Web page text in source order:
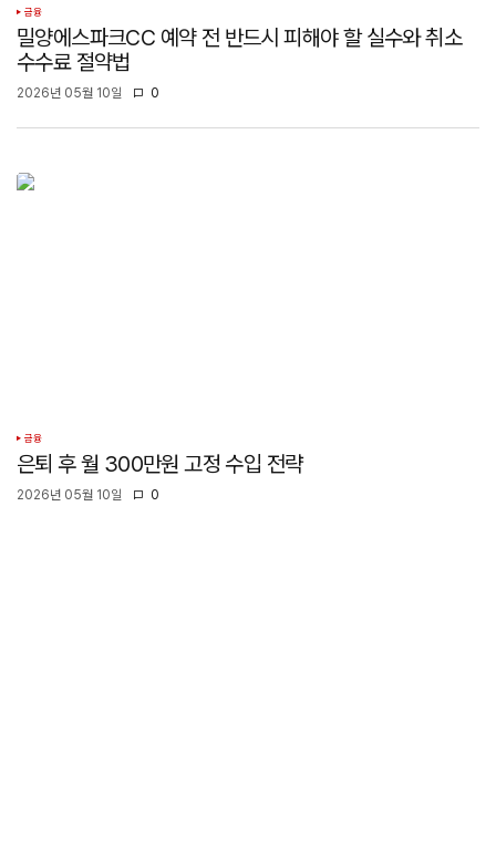
금융
밀양에스파크CC 예약 전 반드시 피해야 할 실수와 취소
수수료 절약법
2026년 05월 10일 0
금융
은퇴 후 월 300만원 고정 수입 전략
2026년 05월 10일 0